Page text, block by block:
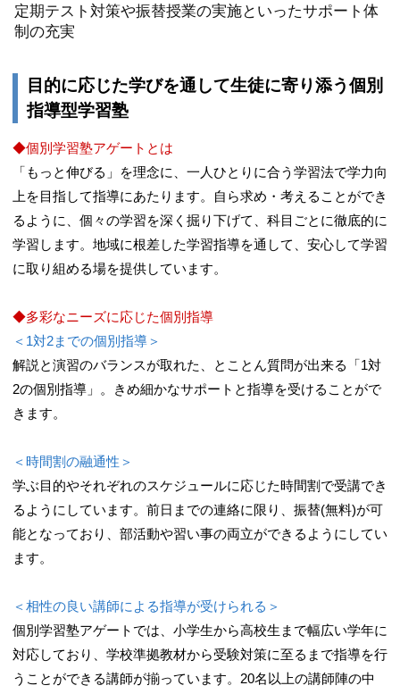
定期テスト対策や振替授業の実施といったサポート体
制の充実
目的に応じた学びを通して生徒に寄り添う個別
指導型学習塾
◆個別学習塾アゲートとは
「もっと伸びる」を理念に、一人ひとりに合う学習法で学力向
上を目指して指導にあたります。自ら求め・考えることができ
るように、個々の学習を深く掘り下げて、科目ごとに徹底的に
学習します。地域に根差した学習指導を通して、安心して学習
に取り組める場を提供しています。
◆多彩なニーズに応じた個別指導
＜1対2までの個別指導＞
解説と演習のバランスが取れた、とことん質問が出来る「1対
2の個別指導」。きめ細かなサポートと指導を受けることがで
きます。
＜時間割の融通性＞
学ぶ目的やそれぞれのスケジュールに応じた時間割で受講でき
るようにしています。前日までの連絡に限り、振替(無料)が可
能となっており、部活動や習い事の両立ができるようにしてい
ます。
＜相性の良い講師による指導が受けられる＞
個別学習塾アゲートでは、小学生から高校生まで幅広い学年に
対応しており、学校準拠教材から受験対策に至るまで指導を行
うことができる講師が揃っています。20名以上の講師陣の中